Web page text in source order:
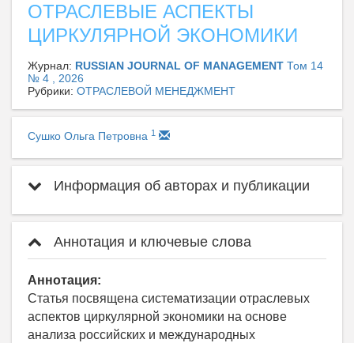
ОТРАСЛЕВЫЕ АСПЕКТЫ
ЦИРКУЛЯРНОЙ ЭКОНОМИКИ
Журнал: RUSSIAN JOURNAL OF MANAGEMENT Том 14
№ 4 , 2026
Рубрики: ОТРАСЛЕВОЙ МЕНЕДЖМЕНТ
Сушко Ольга Петровна 1
Информация об авторах и публикации
Аннотация и ключевые слова
Аннотация:
Статья посвящена систематизации отраслевых
аспектов циркулярной экономики на основе
анализа российских и международных